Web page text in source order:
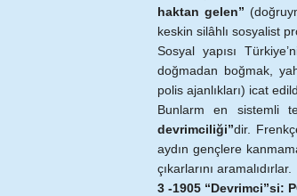
haktan gelen”
keskin silâhlı sosyalist
Sosyal yapısı
doğmadan boğmak,
polis ajanlıkları) icat
Bunlarm en sistemli
devrimciliği”dir.
aydın gençlere
çıkarlarını aramalıdırlar.
3 -1905 “Devrimci”si: